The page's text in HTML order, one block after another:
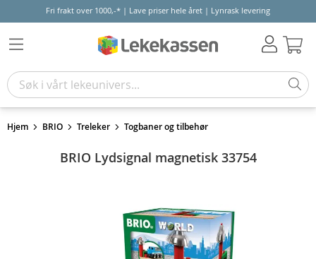
Fri frakt over 1000,-* | Lave priser hele året | Lynrask levering
Hjem BRIO Treleker Togbaner og tilbehør
BRIO Lydsignal magnetisk 33754